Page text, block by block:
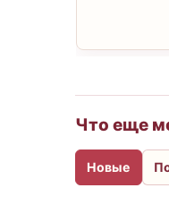
Что еще
Новые